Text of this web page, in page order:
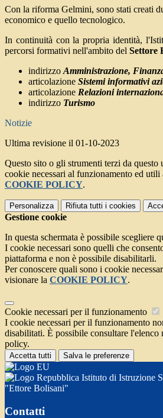
Con la riforma Gelmini, sono stati creati
economico e quello tecnologico.
In continuità con la propria identità,
percorsi formativi nell'ambito del Settore
indirizzo Amministrazione,
articolazione Sistemi informativi
articolazione Relazioni
indirizzo Turismo
Notizie
Ultima revisione il 01-10-2023
Questo sito o gli strumenti terzi da
cookie necessari al funzionamento ed
COOKIE POLICY.
Personalizza Rifiuta tutti i cookies
Gestione cookie
In questa schermata è possibile scegliere
I cookie necessari sono quelli che
piattaforma e non è possibile disabilitarli.
Per conoscere quali sono i cookie
visionare la COOKIE POLICY.
Cookie necessari per il funzionamento
I cookie necessari per il funzionamento
disabilitati. È possibile consultare l'elenco
policy.
Accetta tutti Salva le preferenze
Istituto di Istruzione
"Ettore Bolisani"
Contatti